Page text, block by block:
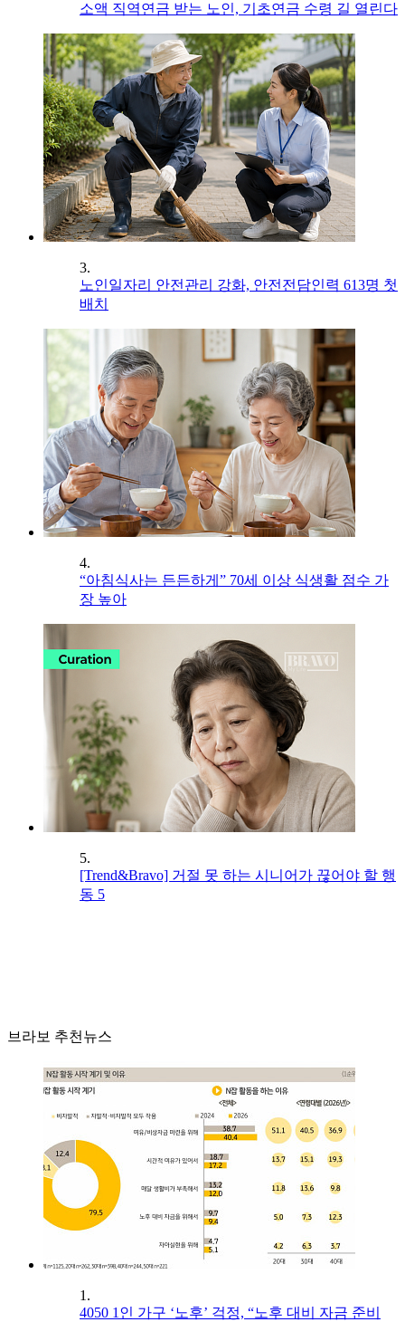
소액 직역연금 받는 노인, 기초연금 수령 길 열린다
3.
노인일자리 안전관리 강화, 안전전담인력 613명 첫
배치
4.
“아침식사는 든든하게” 70세 이상 식생활 점수 가
장 높아
5.
[Trend&Bravo] 거절 못 하는 시니어가 끊어야 할 행
동 5
브라보 추천뉴스
1.
4050 1인 가구 ‘노후’ 걱정, “노후 대비 자금 준비